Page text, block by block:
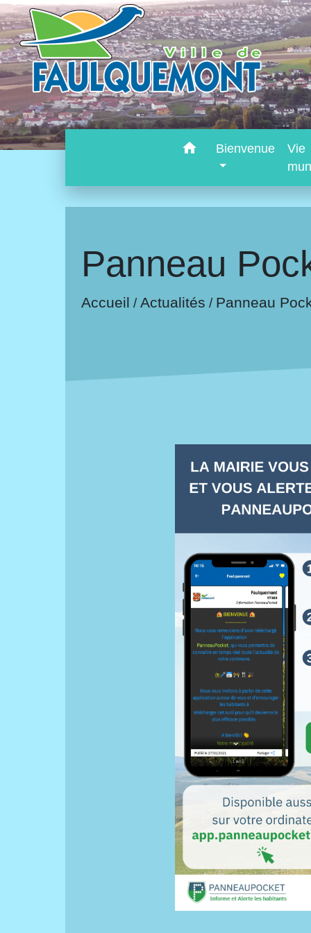
home Bienvenue
Vie
Panneau
Accueil / Actualités / Panneau